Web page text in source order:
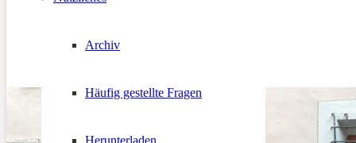
Archiv
Häufig gestellte Fragen
Herunterladen